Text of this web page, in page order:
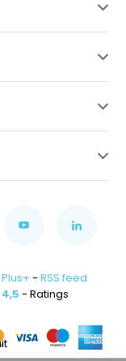
Plus+ - RSS feed
4,5 - Ratings